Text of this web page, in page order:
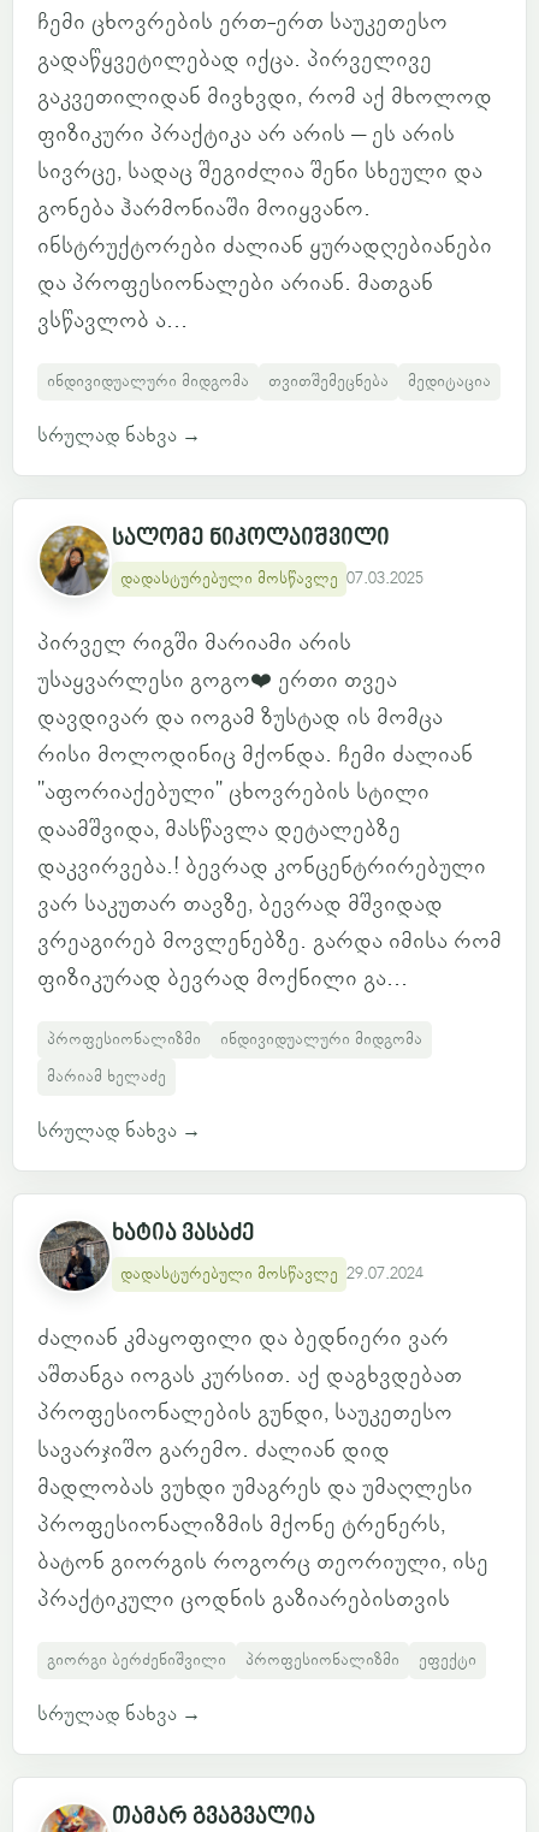
ჩემი ცხოვრების ერთ-ერთ საუკეთესო
გადაწყვეტილებად იქცა. პირველივე
გაკვეთილიდან მივხვდი, რომ აქ მხოლოდ
ფიზიკური პრაქტიკა არ არის – ეს არის
სივრცე, სადაც შეგიძლია შენი სხეული და
გონება ჰარმონიაში მოიყვანო.
ინსტრუქტორები ძალიან ყურადღებიანები
და პროფესიონალები არიან. მათგან
ვსწავლობ ა...
ინდივიდუალური მიდგომა თვითშემეცნება მედიტაცია
სრულად ნახვა →
სალომე ნიკოლაიშვილი
დადასტურებული მოსწავლე 07.03.2025
პირველ რიგში მარიამი არის
უსაყვარლესი გოგო❤️ ერთი თვეა
დავდივარ და იოგამ ზუსტად ის მომცა
რისი მოლოდინიც მქონდა. ჩემი ძალიან
"აფორიაქებული" ცხოვრების სტილი
დაამშვიდა, მასწავლა დეტალებზე
დაკვირვება.! ბევრად კონცენტრირებული
ვარ საკუთარ თავზე, ბევრად მშვიდად
ვრეაგირებ მოვლენებზე. გარდა იმისა რომ
ფიზიკურად ბევრად მოქნილი გა...
პროფესიონალიზმი
ინდივიდუალური მიდგომა
მარიამ ხელაძე
სრულად ნახვა →
ხატია ვასაძე
დადასტურებული მოსწავლე 29.07.2024
ძალიან კმაყოფილი და ბედნიერი ვარ
აშთანგა იოგას კურსით. აქ დაგხვდებათ
პროფესიონალების გუნდი, საუკეთესო
სავარჯიშო გარემო. ძალიან დიდ
მადლობას ვუხდი უმაგრეს და უმაღლესი
პროფესიონალიზმის მქონე ტრენერს,
ბატონ გიორგის როგორც თეორიული, ისე
პრაქტიკული ცოდნის გაზიარებისთვის
გიორგი ბერძენიშვილი პროფესიონალიზმი ეფექტი
სრულად ნახვა →
თამარ გვაგვალია